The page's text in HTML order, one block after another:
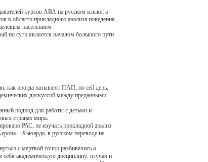
курсов АВА на русском языке; а
в области прикладного анализа поведения,
населением.
по сути является началом большого пути
как иногда называют ПАП, по сей день,
дискуссий между преданными
подход для работы с детьми и
странах мира.
РАС, не изучать прикладной анализ
в русском переводе не
с мертвой точки разбивались о
академическую дисциплину, изучая и